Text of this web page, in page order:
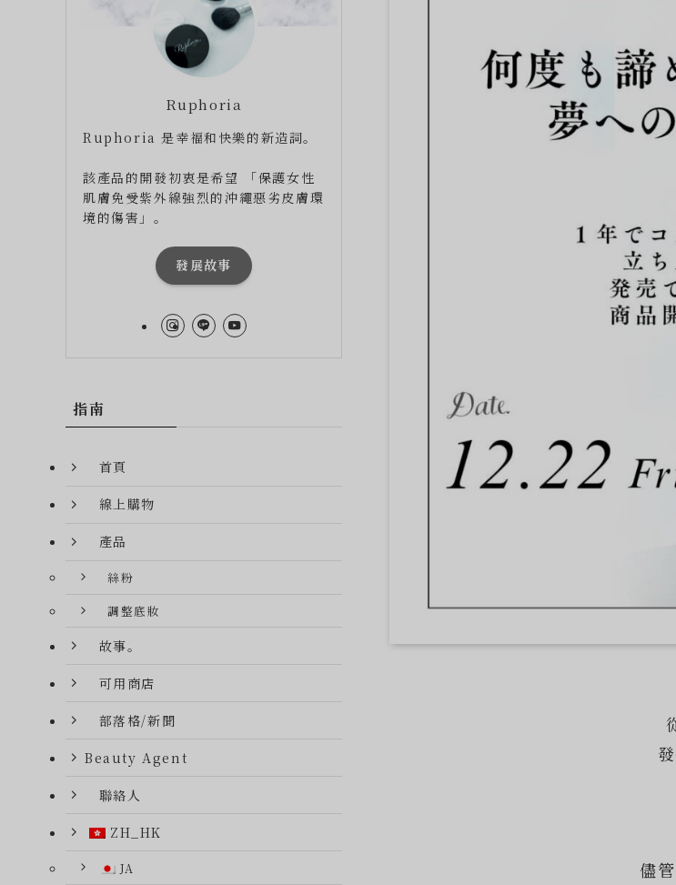
儘
Ruphoria
Ruphoria 是幸福和快樂的新造詞。
該產品的開發初衷是希望 「保護女性
肌膚免受紫外線強烈的沖繩惡劣皮膚環
境的傷害」。
發展故事
指南
首頁
線上購物
產品
絲粉
調整底妝
故事。
可用商店
部落格/新聞
Beauty Agent
聯絡人
ZH_HK
JA